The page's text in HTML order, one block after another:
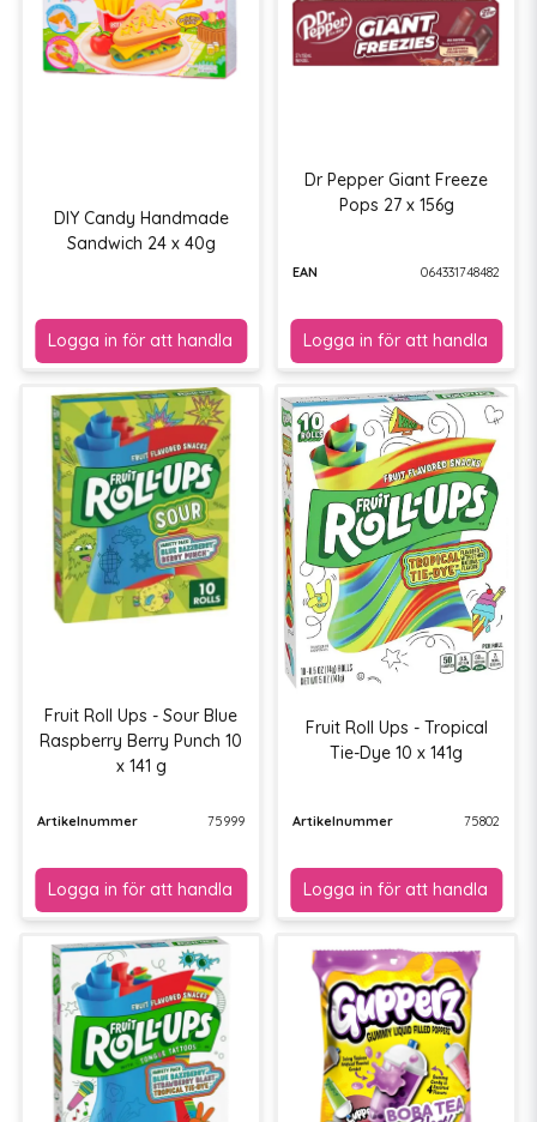
DIY Candy Handmade
Sandwich 24 x 40g
Dr Pepper Giant Freeze
Pops 27 x 156g
EAN 064331748482
Fruit Roll Ups - Sour Blue
Raspberry Berry Punch 10
x 141 g
Artikelnummer 75999
Fruit Roll Ups - Tropical
Tie-Dye 10 x 141g
Artikelnummer 75802